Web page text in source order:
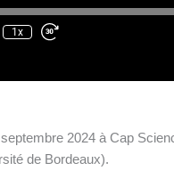
1x
2024 à Cap
de Bordeaux).